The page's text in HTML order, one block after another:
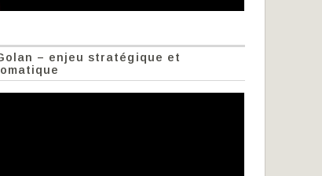
– enjeu stratégique et